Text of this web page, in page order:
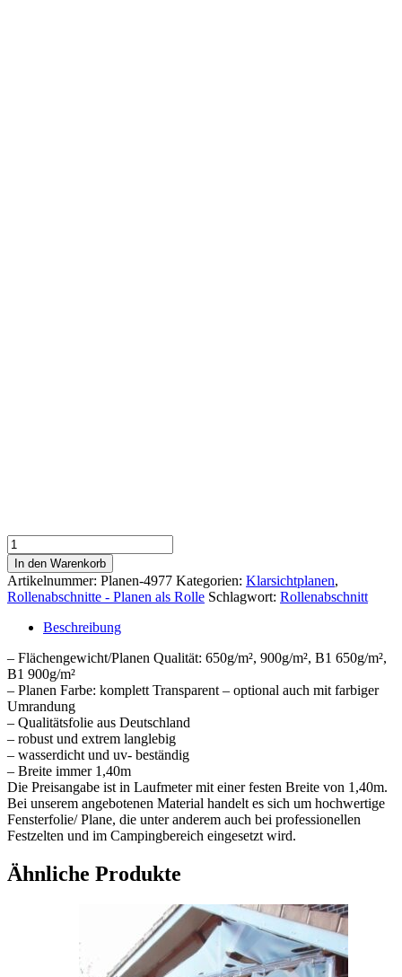
Transparente
Planen
-
Rollenabschnitt
Menge
In den Warenkorb
Artikelnummer: Planen-4977 Kategorien: Klarsichtplanen,
Rollenabschnitte - Planen als Rolle Schlagwort: Rollenabschnitt
Beschreibung
– Flächengewicht/Planen Qualität: 650g/m², 900g/m², B1 650g/m²,
B1 900g/m²
– Planen Farbe: komplett Transparent – optional auch mit farbiger
Umrandung
– Qualitätsfolie aus Deutschland
– robust und extrem langlebig
– wasserdicht und uv- beständig
– Breite immer 1,40m
Die Preisangabe ist in Laufmeter mit einer festen Breite von 1,40m.
Bei unserem angebotenen Material handelt es sich um hochwertige
Fensterfolie/ Plane, die unter anderem auch bei professionellen
Festzelten und im Campingbereich eingesetzt wird.
Ähnliche Produkte